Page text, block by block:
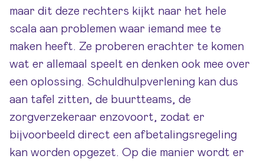
maar dit deze rechters kijkt naar het hele
scala aan problemen waar iemand mee te
maken heeft. Ze proberen erachter te komen
wat er allemaal speelt en denken ook mee over
een oplossing. Schuldhulpverlening kan dus
aan tafel zitten, de buurtteams, de
zorgverzekeraar enzovoort, zodat er
bijvoorbeeld direct een afbetalingsregeling
kan worden opgezet. Op die manier wordt er